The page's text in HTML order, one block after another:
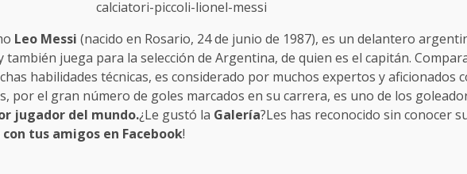
Leo Messi (nacido en Rosario, 24 de junio de 1987), es un delantero
también juega para la selección de Argentina, de quien es el capitán.
habilidades técnicas, es considerado por muchos expertos y aficionados
por el gran número de goles marcados en su carrera, es uno de los
jugador del mundo.¿Le gustó la Galería?Les has reconocido sin conocer
tus amigos en Facebook!